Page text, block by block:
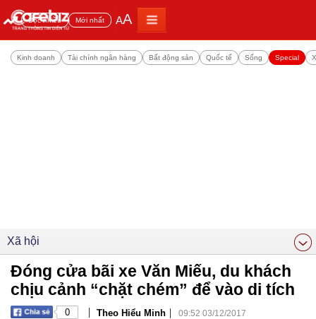
Đọc nhiều Mới nhất AA
Kinh doanh Tài chính ngân hàng Bất động sản Quốc tế Sống Special
Xã hội
Đóng cửa bãi xe Văn Miếu, du khách
chịu cảnh “chặt chém” để vào di tích
0 | Theo Hiểu Minh | 09:52 03/12/2017